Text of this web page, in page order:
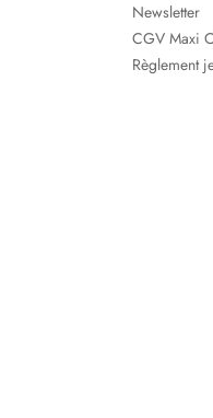
Newsletter
CGV Maxi
Règlement